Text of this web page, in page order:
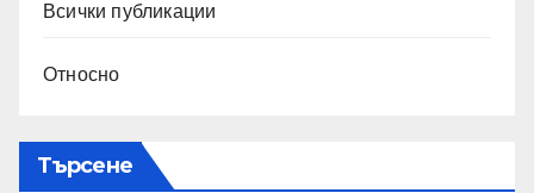
Всички публикации
Относно
Търсене